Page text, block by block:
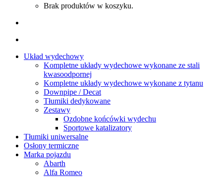
Brak produktów w koszyku.
Układ wydechowy
Kompletne układy wydechowe wykonane ze stali
kwasoodpornej
Kompletne układy wydechowe wykonane z tytanu
Downpipe / Decat
Tłumiki dedykowane
Zestawy
Ozdobne końcówki wydechu
Sportowe katalizatory
Tłumiki uniwersalne
Osłony termiczne
Marka pojazdu
Abarth
Alfa Romeo